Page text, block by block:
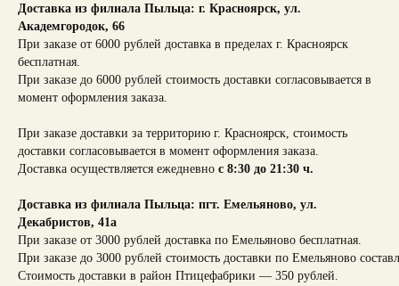
Доставка из филиала Пыльца: г. Красноярск, ул.
Академгородок, 66
При заказе от 6000 рублей доставка в пределах г. Красноярск
бесплатная.
При заказе до 6000 рублей стоимость доставки согласовывается в
момент оформления заказа.
При заказе доставки за территорию г. Красноярск, стоимость
доставки согласовывается в момент оформления заказа.
Доставка осуществляется ежедневно с 8:30 до 21:30 ч.
Доставка из филиала Пыльца: пгт. Емельяново, ул.
Декабристов, 41а
При заказе от 3000 рублей доставка по Емельяново бесплатная.
При заказе до 3000 рублей стоимость доставки по Емельяново
Стоимость доставки в район Птицефабрики — 350 рублей.